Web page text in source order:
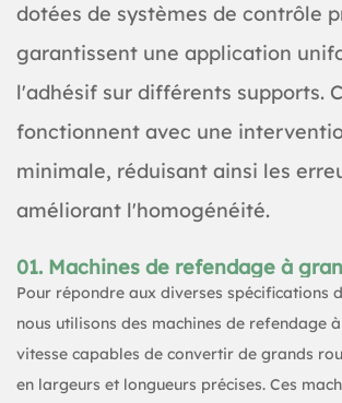
dotées de systèmes de contrôle
garantissent une application
l'adhésif sur différents supports.
fonctionnent avec une
minimale, réduisant ainsi les
améliorant l'homogénéité.
01. Machines de refendage à
Pour répondre aux diverses spécifications
nous utilisons des machines de refendage
vitesse capables de convertir de grands
en largeurs et longueurs précises. Ces